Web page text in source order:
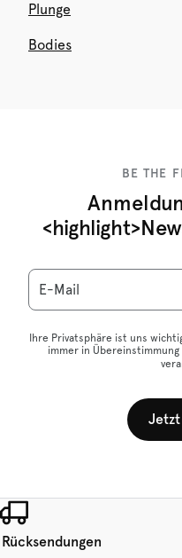
Plunge
Bodies
BE THE
E-Mail
Ihre Privatsphäre ist uns
immer in